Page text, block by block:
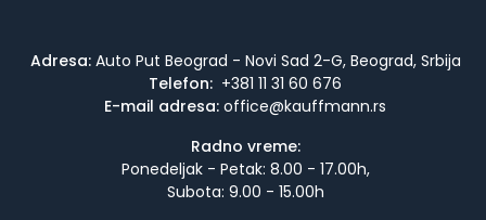
Adresa:Auto Put Beograd - Novi Sad 2-G, Beograd, Srbija
Telefon: +381 11 31 60 676
E-mail adresa:
Radno vreme:
Ponedeljak - Petak: 8.00 - 17.00h,
Subota: 9.00 - 15.00h